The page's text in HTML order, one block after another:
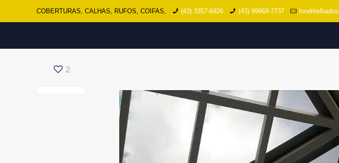
COBERTURAS, CALHAS, RUFOS, COIFAS, (43) 3357-6926 (43) 99968-7737
2